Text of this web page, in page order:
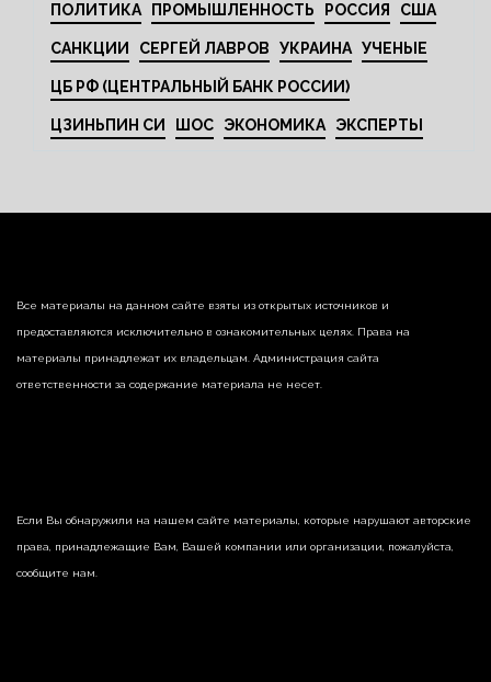
ПОЛИТИКА ПРОМЫШЛЕННОСТЬ РОССИЯ США
САНКЦИИ СЕРГЕЙ ЛАВРОВ УКРАИНА УЧЕНЫЕ
ЦБ РФ (ЦЕНТРАЛЬНЫЙ БАНК РОССИИ)
ЦЗИНЬПИН СИ ШОС ЭКОНОМИКА ЭКСПЕРТЫ
Все материалы на данном сайте взяты из открытых источников и
предоставляются исключительно в ознакомительных целях. Права на
материалы принадлежат их владельцам. Администрация сайта
ответственности за содержание материала не несет.
Если Вы обнаружили на нашем сайте материалы, которые нарушают авторские
права, принадлежащие Вам, Вашей компании или организации, пожалуйста,
сообщите нам.